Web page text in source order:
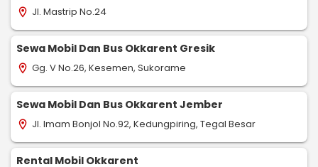
location_on Jl. Mastrip No.24
Sewa Mobil Dan Bus Okkarent Gresik
location_on Gg. V No.26, Kesemen, Sukorame
Sewa Mobil Dan Bus Okkarent Jember
location_on Jl. Imam Bonjol No.92, Kedungpiring, Tegal Besar
Rental Mobil Okkarent